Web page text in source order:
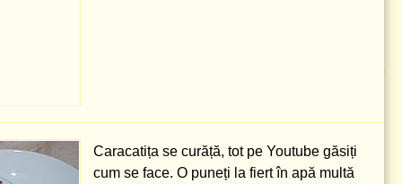
Caracatița se curăță, tot pe Youtube găsiți
cum se face. O puneți la fiert în apă multă